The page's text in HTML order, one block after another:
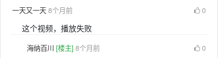
一天又一天8个月前 0
这个视频，播放失败
海纳百川 [楼主] 8个月前 0